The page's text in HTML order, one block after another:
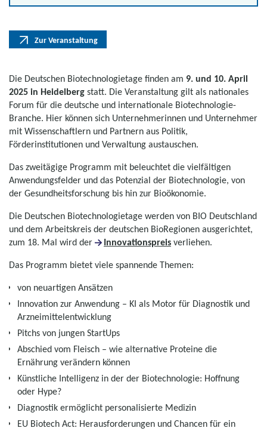
Zur Veranstaltung
Die Deutschen Biotechnologietage finden am 9. und 10. April
2025 in Heidelberg statt. Die Veranstaltung gilt als nationales
Forum für die deutsche und internationale Biotechnologie-
Branche. Hier können sich Unternehmerinnen und Unternehmer
mit Wissenschaftlern und Partnern aus Politik,
Förderinstitutionen und Verwaltung austauschen.
Das zweitägige Programm mit beleuchtet die vielfältigen
Anwendungsfelder und das Potenzial der Biotechnologie, von
der Gesundheitsforschung bis hin zur Bioökonomie.
Die Deutschen Biotechnologietage werden von BIO Deutschland
und dem Arbeitskreis der deutschen BioRegionen ausgerichtet,
zum 18. Mal wird der
Innovationspreis verliehen.
Das Programm bietet viele spannende Themen:
von neuartigen Ansätzen
Innovation zur Anwendung – KI als Motor für Diagnostik und
Arzneimittelentwicklung
Pitchs von jungen StartUps
Abschied vom Fleisch – wie alternative Proteine die
Ernährung verändern können
Künstliche Intelligenz in der der Biotechnologie: Hoffnung
oder Hype?
Diagnostik ermöglicht personalisierte Medizin
EU Biotech Act: Herausforderungen und Chancen für ein